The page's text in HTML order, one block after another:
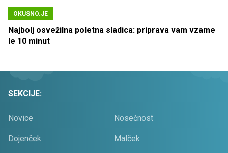
OKUSNO.JE
Najbolj osvežilna poletna sladica: priprava vam vzame
le 10 minut
SEKCIJE:
Novice Nosečnost
Dojenček Malček